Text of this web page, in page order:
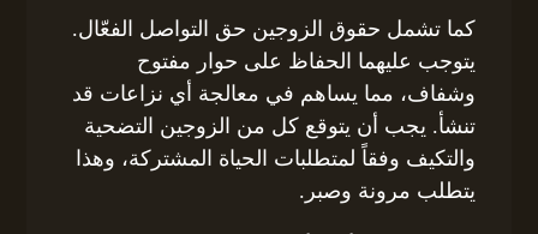
كما تشمل حقوق الزوجين حق التواصل الفعّال.
يتوجب عليهما الحفاظ على حوار مفتوح
وشفاف، مما يساهم في معالجة أي نزاعات قد
تنشأ. يجب أن يتوقع كل من الزوجين التضحية
والتكيف وفقاً لمتطلبات الحياة المشتركة، وهذا
يتطلب مرونة وصبر.